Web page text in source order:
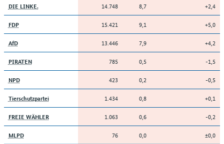
DIE LINKE. 14.748 8,7 +2,4
FDP 15.421 9,1 +5,0
AfD 13.446 7,9 +4,2
PIRATEN 785 0,5 -1,5
NPD 423 0,2 -0,5
Tierschutzpartei 1.434 0,8 +0,1
FREIE WÄHLER 1.063 0,6 -0,2
MLPD 76 0,0 ±0,0